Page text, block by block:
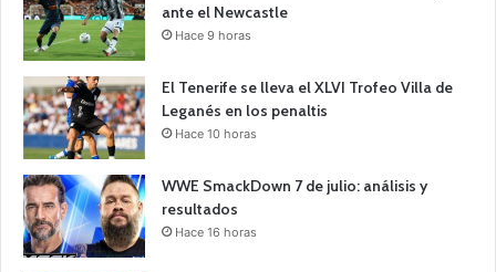
ante el Newcastle
Hace 9 horas
El Tenerife se lleva el XLVI Trofeo Villa de
Leganés en los penaltis
Hace 10 horas
WWE SmackDown 7 de julio: análisis y
resultados
Hace 16 horas